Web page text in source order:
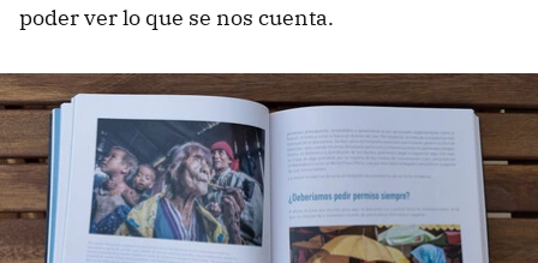
poder ver lo que se nos cuenta.